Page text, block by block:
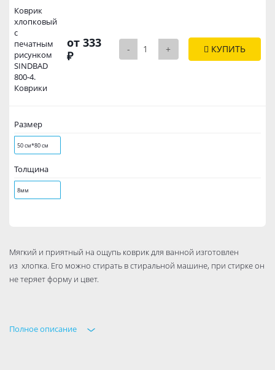
Коврик
хлопковый
с
печатным
рисунком
SINDBAD
800-4.
Коврики
от 333
₽
- + КУПИТЬ
Размер
50 см*80 см
Толщина
8мм
Мягкий и приятный на ощупь коврик для ванной изготовлен
из хлопка. Его можно стирать в стиральной машине, при стирке он
не теряет форму и цвет.
Полное описание